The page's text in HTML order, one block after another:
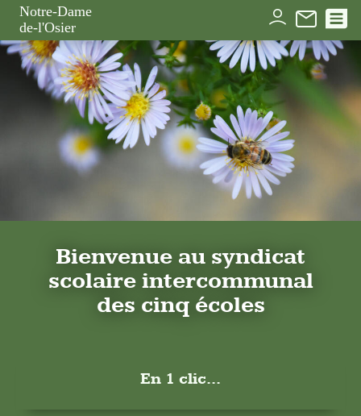
Notre-Dame
de-l'Osier
Bienvenue au syndicat
scolaire intercommunal
des cinq écoles
En 1 clic...
Panneau de gestion des cookies